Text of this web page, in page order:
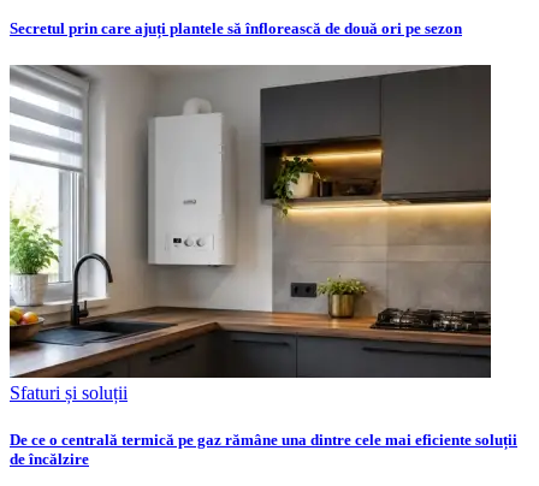
Secretul prin care ajuți plantele să înflorească de două ori pe sezon
Sfaturi și soluții
De ce o centrală termică pe gaz rămâne una dintre cele mai eficiente soluții
de încălzire